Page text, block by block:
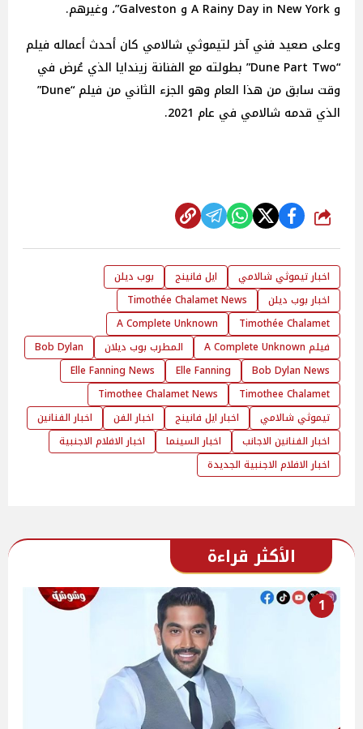
و A Rainy Day in New York و Galveston”، وغيرهم.
وعلى صعيد فني آخر لتيموثي شالامي كان أحدث أعماله فيلم
“Dune Part Two” بطولته مع الفنانة زيندايا الذي عُرض في
وقت سابق من هذا العام وهو الجزء الثاني من فيلم “Dune”
الذي قدمه شالامي في عام 2021.
شارك
اخبار تيموثي شالامي ايل فانينج
بوب ديلن
اخبار بوب ديلن
Timothée Chalamet News
Timothée Chalamet
A Complete Unknown
فيلم A Complete Unknown
المطرب بوب ديلان
Bob Dylan
Bob Dylan News
Elle Fanning
Elle Fanning News
Timothee Chalamet
Timothee Chalamet News
تيموثي شالامي
اخبار ايل فانينج اخبار الفن
اخبار الفنانين
اخبار الفنانين الاجانب
اخبار السينما
اخبار الافلام الاجنبية
اخبار الافلام الاجنبية الجديدة
الأكثر قراءة
1